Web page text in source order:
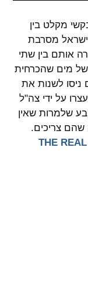
brightness_low
כהה
ימים תקועים 20 מבקשי מקלט בין
ישראל מסרבת
אותם בין שתי
של מים שהכרחית
ניסו לשנות את
על ידי צה"ל
שלמרות שאין
צריכים.
THE